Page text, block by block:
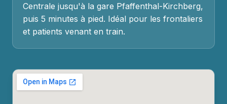
Centrale jusqu'à la gare Pfaffenthal-Kirchberg,
puis 5 minutes à pied. Idéal pour les frontaliers
et patients venant en train.